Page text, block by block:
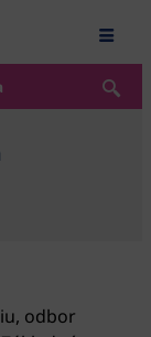
odbor